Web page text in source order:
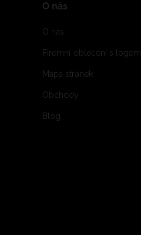
O nás
O nás
Firemní oblečení s logem
Mapa stránek
Obchody
Blog